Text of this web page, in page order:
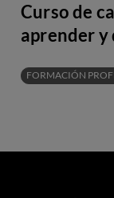
Curso de
aprender y
FORMACIÓN